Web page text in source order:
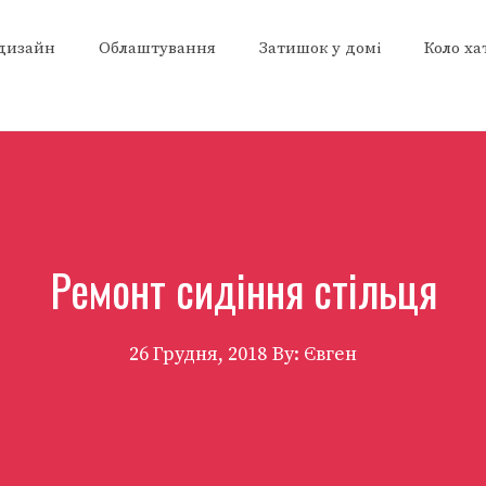
Облаштування Затишок у домі Коло
Ремонт сидіння стільця
26 Грудня, 2018 By: Євген